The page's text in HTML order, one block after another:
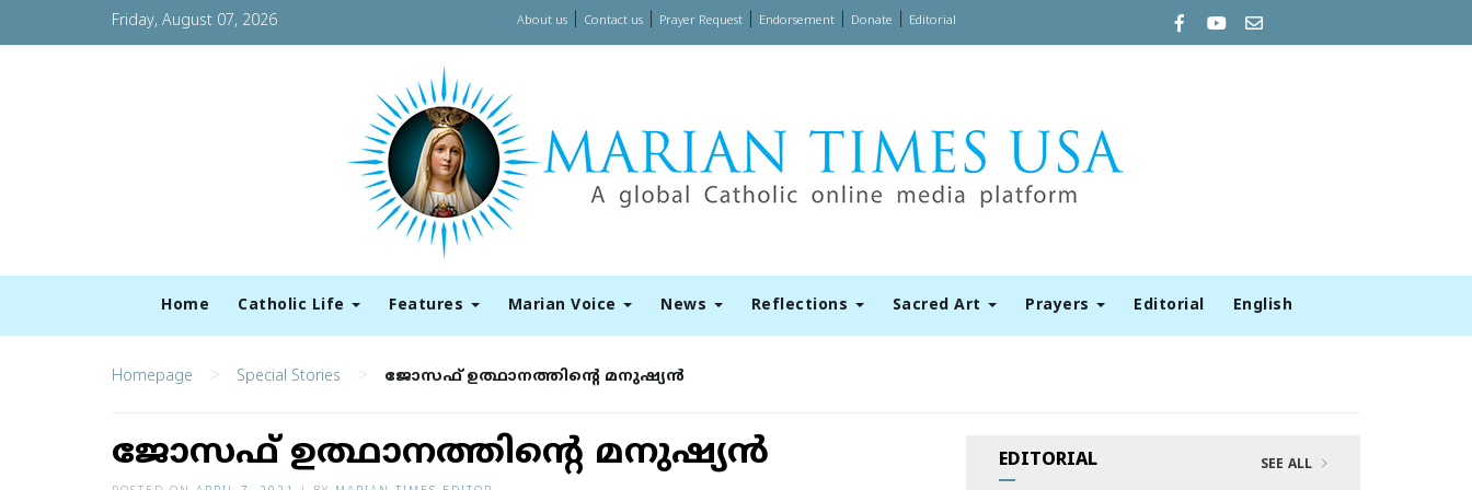
Friday, August 07, 2026 About us| Contact us| Prayer Request| Endorsement| Donate Editorial
Home Catholic Life Features Marian Voice News Reflections Sacred Art Prayers Editorial English
Homepage > Special Stories > ജോസഫ് ഉത്ഥാനത്തിൻ്റെ മനുഷ്യൻ
ജോസഫ് ഉത്ഥാനത്തിൻ്റെ മനുഷ്യൻ EDITORIAL SEE ALL